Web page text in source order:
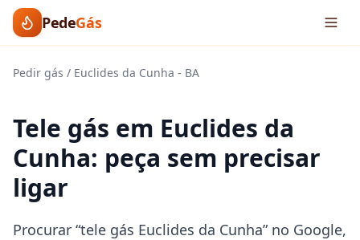
PedeGás
Pedir gás / Euclides da Cunha - BA
Tele gás em Euclides da
Cunha: peça sem precisar
ligar
Procurar “tele gás Euclides da Cunha” no Google,